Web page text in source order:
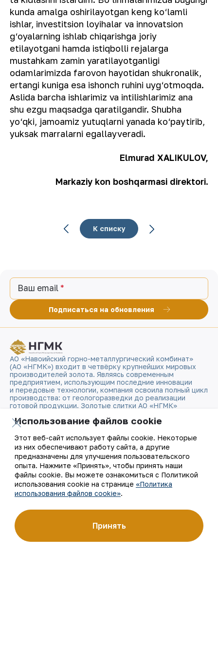
kunda amalga oshirilayotgan keng ko‘lamli
ishlar, investitsion loyihalar va innovatsion
g‘oyalarning ishlab chiqarishga joriy
etilayotgani hamda istiqbolli rejalarga
mustahkam zamin yaratilayotganligi
odamlarimizda farovon hayotidan shukronalik,
ertangi kuniga esa ishonch ruhini uyg‘otmoqda.
Aslida barcha ishlarimiz va intilishlarimiz ana
shu ezgu maqsadga qaratilgandir. Shubha
yo‘qki, jamoamiz yutuqlarni yanada ko‘paytirib,
yuksak marralarni egallayveradi.
Elmurad XALIKULOV,
Markaziy kon boshqarmasi direktori.
К списку
Ваш email
Подписаться на обновления
АО «Навоийский горно-металлургический комбинат»
(АО «НГМК») входит в четвёрку крупнейших мировых
производителей золота. Являясь современным
предприятием, использующим последние инновации
и передовые технологии, компания освоила полный цикл
производства: от геологоразведки до реализации
готовой продукции. Золотые слитки АО «НГМК»
Узбекистана на мировых биржах цветных металлов.
О компании
Наша деятельность
Устойчивое развитие
Инвесторам
Пресс-центр
Контакты
Карта сайта
Условия использования
Использование файлов
cookie
Использование файлов cookie
Этот веб-сайт использует файлы cookie. Некоторые
из них обеспечивают работу сайта, а другие
предназначены для улучшения пользовательского
опыта. Нажмите «Принять», чтобы принять наши
файлы cookie. Вы можете ознакомиться с Политикой
использования cookie на странице «Политика
использования файлов cookie».
Принять